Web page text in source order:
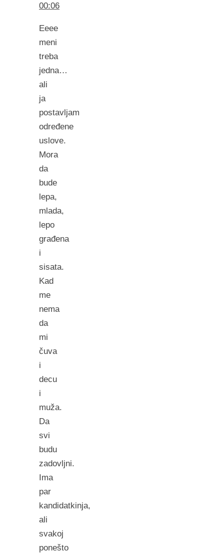
00:06
Eeee
meni
treba
jedna…
ali
ja
postavljam
određene
uslove.
Mora
da
bude
lepa,
mlada,
lepo
građena
i
sisata.
Kad
me
nema
da
mi
čuva
i
decu
i
muža.
Da
svi
budu
zadovljni.
Ima
par
kandidatkinja,
ali
svakoj
ponešto